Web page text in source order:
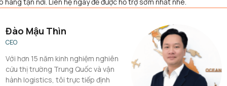
hàng tận nơi. Liên hệ ngay để được hỗ trợ sớm nhất nhé.
Đào Mậu Thìn
CEO
Với hơn 15 năm kinh nghiệm nghiên
cứu thị trường Trung Quốc và vận
hành logistics, tôi trực tiếp định